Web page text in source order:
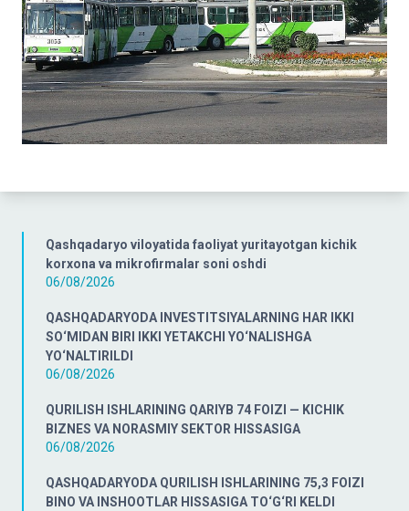
Qashqadaryo viloyatida faoliyat yuritayotgan kichik
korxona va mikrofirmalar soni oshdi
06/08/2026
QASHQADARYODA INVESTITSIYALARNING HAR IKKI
SO‘MIDAN BIRI IKKI YETAKCHI YO‘NALISHGA
YO‘NALTIRILDI
06/08/2026
QURILISH ISHLARINING QARIYB 74 FOIZI — KICHIK
BIZNES VA NORASMIY SEKTOR HISSASIGA
06/08/2026
QASHQADARYODA QURILISH ISHLARINING 75,3 FOIZI
BINO VA INSHOOTLAR HISSASIGA TO‘G‘RI KELDI